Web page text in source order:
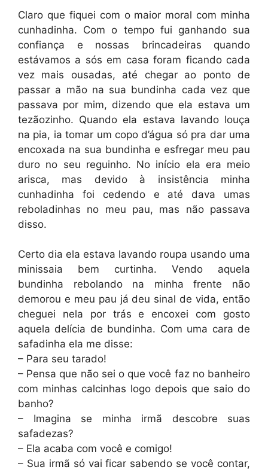
Claro que fiquei com o maior moral com minha
cunhadinha. Com o tempo fui ganhando sua
confiança e nossas brincadeiras quando
estávamos a sós em casa foram ficando cada
vez mais ousadas, até chegar ao ponto de
passar a mão na sua bundinha cada vez que
passava por mim, dizendo que ela estava um
tezãozinho. Quando ela estava lavando louça
na pia, ia tomar um copo d’água só pra dar uma
encoxada na sua bundinha e esfregar meu pau
duro no seu reguinho. No início ela era meio
arisca, mas devido à insistência minha
cunhadinha foi cedendo e até dava umas
reboladinhas no meu pau, mas não passava
disso.
Certo dia ela estava lavando roupa usando uma
minissaia bem curtinha. Vendo aquela
bundinha rebolando na minha frente não
demorou e meu pau já deu sinal de vida, então
cheguei nela por trás e encoxei com gosto
aquela delícia de bundinha. Com uma cara de
safadinha ela me disse:
– Para seu tarado!
– Pensa que não sei o que você faz no banheiro
com minhas calcinhas logo depois que saio do
banho?
– Imagina se minha irmã descobre suas
safadezas?
– Ela acaba com você e comigo!
– Sua irmã só vai ficar sabendo se você contar,